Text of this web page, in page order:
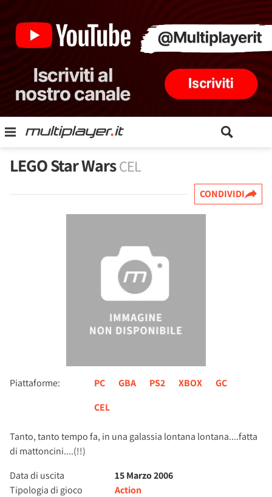
LEGO Star WarsCEL
CONDIVIDI
Piattaforme: PC GBA PS2 XBOX
GC
CEL
Tanto, tanto tempo fa, in una galassia lontana lontana....fatta
di mattoncini....(!!)
Data di uscita
15 Marzo 2006
Tipologia di gioco
Action